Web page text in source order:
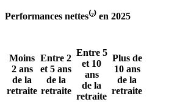
Performances nettes⁽²⁾ en 2025
Moins
2 ans
de la
retraite
Entre 2
et 5 ans
de la
retraite
Entre 5
et 10
ans
de la
retraite
Plus de
10 ans
de la
retraite